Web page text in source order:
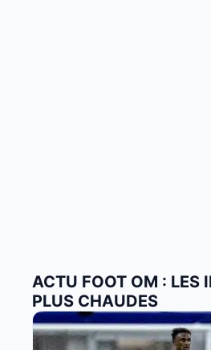
ACTU FOOT OM : LES
PLUS CHAUDES